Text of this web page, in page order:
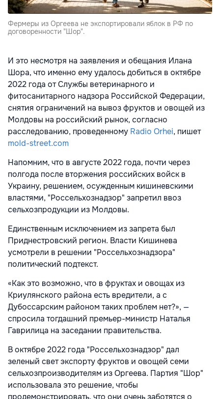
Фермеры из Оргеева не экспортировали яблок в РФ по
договоренности "Шор".
И это несмотря на заявления и обещания Илана
Шора, что именно ему удалось добиться в октябре
2022 года от Службы ветеринарного и
фитосанитарного надзора Российской Федерации,
снятия ограничений на вывоз фруктов и овощей из
Молдовы на российский рынок, согласно
расследованию, проведенному Radio Orhei, пишет
mold-street.com
Напомним, что в августе 2022 года, почти через
полгода после вторжения российских войск в
Украину, решением, осужденным кишиневскими
властями, "Россельхознадзор" запретил ввоз
сельхозпродукции из Молдовы.
Единственным исключением из запрета был
Приднестровский регион. Власти Кишинева
усмотрели в решении "Россельхознадзора"
политический подтекст.
«Как это возможно, что в фруктах и овощах из
Криулянского района есть вредители, а с
Дубоссарским районом таких проблем нет?», —
спросила тогдашний премьер-министр Наталья
Гаврилица на заседании правительства.
В октябре 2022 года "Россельхознадзор" дал
зеленый свет экспорту фруктов и овощей семи
сельхозпроизводителям из Оргеева. Партия "Шор"
использовала это решение, чтобы